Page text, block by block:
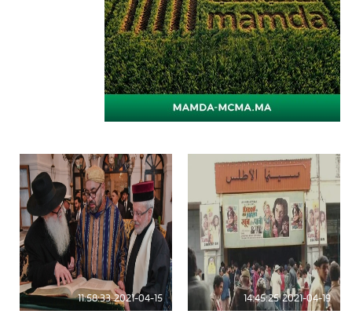
2021-04-19 14:45:25
2021-04-15 11:58:33